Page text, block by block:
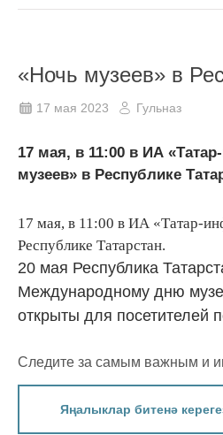
«Ночь музеев» в
17 мая 2023 Гульназ
17 мая, в 11:00 в ИА
музеев» в Республике
17 мая, в 11:00 в ИА «Татар-
Республике Татарстан.
20 мая Республика
Международному дню
открыты для посетителей
Следите за самым важным и
Яңалыклар битенә